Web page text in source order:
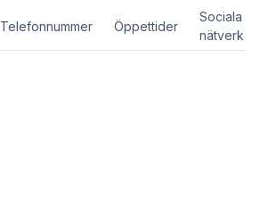
Telefonnummer Öppettider
Sociala
nätverk